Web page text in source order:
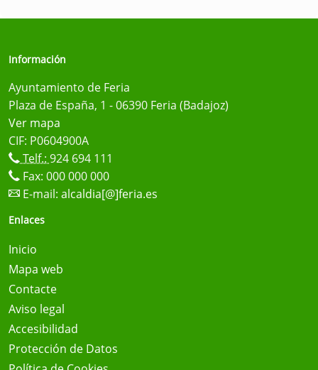
Información
Ayuntamiento de Feria
Plaza de España, 1 - 06390 Feria (Badajoz)
Ver mapa
CIF: P0604900A
Telf.: 924 694 111
Fax: 000 000 000
E-mail: alcaldia[@]feria.es
Enlaces
Inicio
Mapa web
Contacte
Aviso legal
Accesibilidad
Protección de Datos